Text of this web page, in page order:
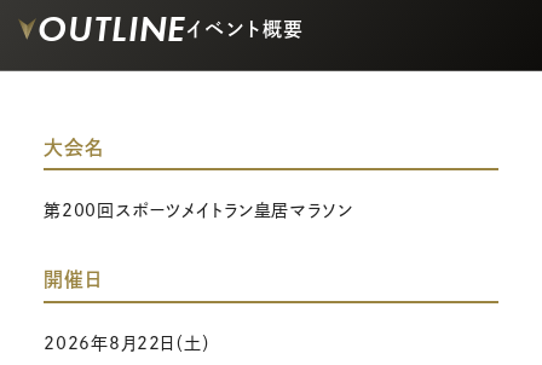
OUTLINEイベント概要
大会名
第200回スポーツメイトラン皇居マラソン
開催日
2026年8月22日（土）